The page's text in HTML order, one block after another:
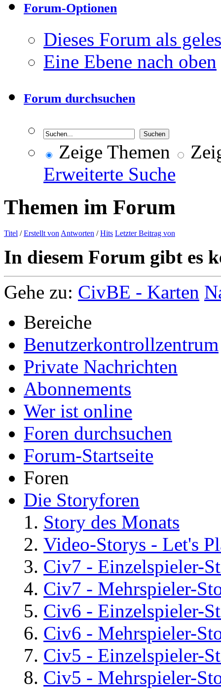
Forum-Optionen
Dieses Forum als
Eine Ebene nach oben
Forum durchsuchen
Zeige Themen
Erweiterte Suche
Themen im Forum
Titel /Erstellt von Antworten /Hits Letzter Beitrag von
In diesem Forum gibt es
Gehe zu: CivBE - Karten
Bereiche
Benutzerkontrollzentrum
Private Nachrichten
Abonnements
Wer ist online
Foren durchsuchen
Forum-Startseite
Foren
Die Storyforen
Story des Monats
Video-Storys - Let's
Civ7 - Einzelspieler-
Civ7 - Mehrspieler-
Civ6 - Einzelspieler-
Civ6 - Mehrspieler-
Civ5 - Einzelspieler-
Civ5 - Mehrspieler-